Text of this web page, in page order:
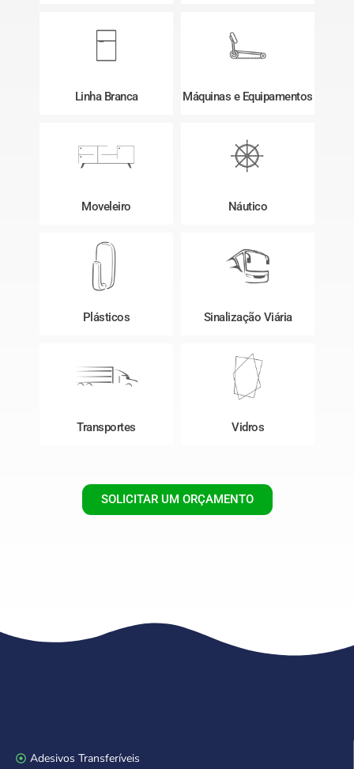
Linha Branca Máquinas e Equipamentos
Moveleiro Náutico
Plásticos Sinalização Viária
Transportes Vidros
SOLICITAR UM ORÇAMENTO
Adesivos Transferíveis